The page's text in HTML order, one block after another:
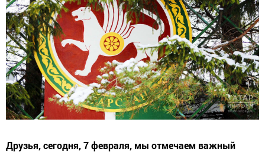
Друзья, сегодня, 7 февраля, мы отмечаем важный